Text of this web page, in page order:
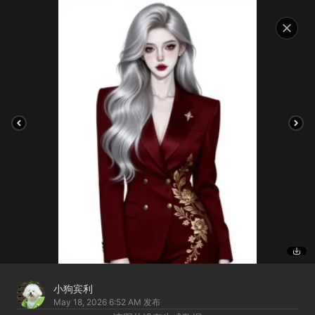
小狗宾利
May 18, 2026 6:52 AM 发布